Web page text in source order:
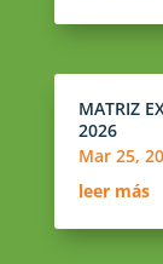
MATRIZ
2026
Mar 25,
leer más